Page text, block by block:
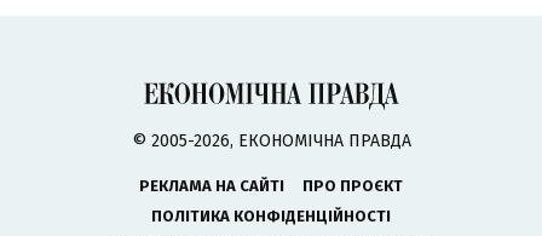
© 2005-2026, ЕКОНОМІЧНА ПРАВДА
РЕКЛАМА НА САЙТІ
ПРО ПРОЄКТ
ПОЛІТИКА КОНФІДЕНЦІЙНОСТІ